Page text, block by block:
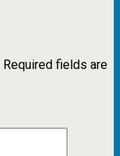
Required fields are